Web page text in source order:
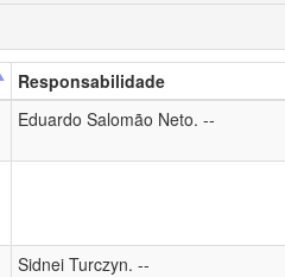
Responsabilidade
Eduardo Salomão Neto. --
Sidnei Turczyn. --